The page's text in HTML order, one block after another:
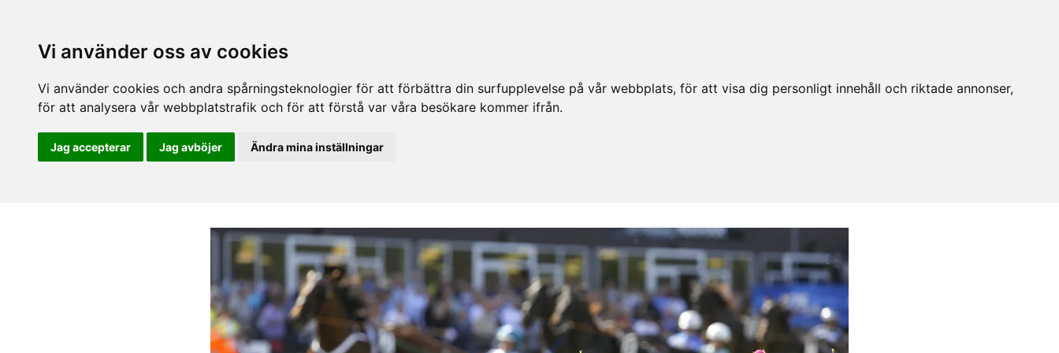
Vi använder oss av cookies
Vi använder cookies och andra spårningsteknologier för att förbättra din surfupplevelse på vår webbplats, för att visa dig personligt innehåll och riktade annonser,
för att analysera vår webbplatstrafik och för att förstå var våra besökare kommer ifrån.
Jag accepterar Jag avböjer Ändra mina inställningar